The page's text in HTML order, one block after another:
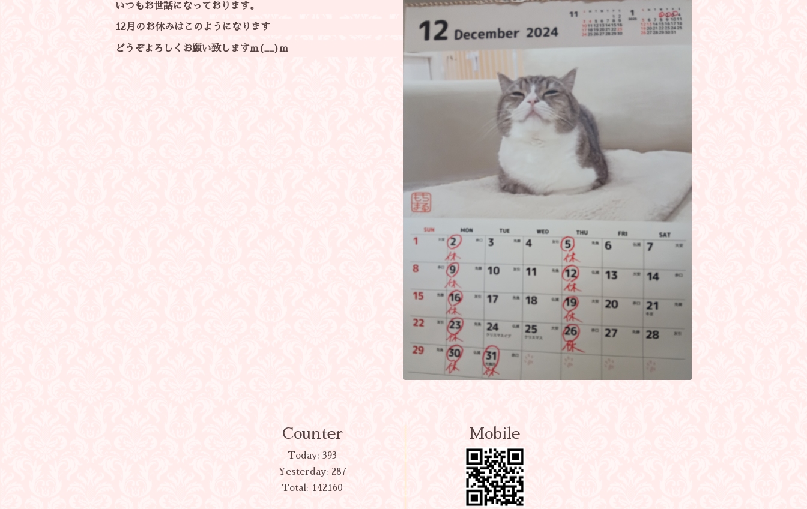
いつもお世話になっております。
12月のお休みはこのようになります
どうぞよろしくお願い致しますm(__)m
Counter
Today: 393
Yesterday: 287
Total: 142160
Mobile